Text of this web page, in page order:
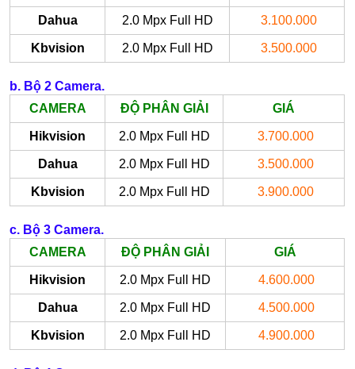
Dahua 2.0 Mpx Full HD 3.100.000
Kbvision 2.0 Mpx Full HD 3.500.000
b. Bộ 2 Camera.
CAMERA
ĐỘ PHÂN GIẢI GIÁ
Hikvision 2.0 Mpx Full HD 3.700.000
Dahua 2.0 Mpx Full HD 3.500.000
Kbvision 2.0 Mpx Full HD 3.900.000
c. Bộ 3 Camera.
CAMERA
ĐỘ PHÂN GIẢI GIÁ
Hikvision 2.0 Mpx Full HD 4.600.000
Dahua 2.0 Mpx Full HD 4.500.000
Kbvision 2.0 Mpx Full HD 4.900.000